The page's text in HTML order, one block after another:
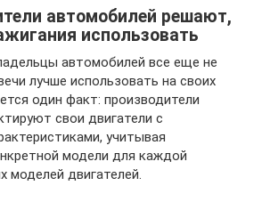
автомобилей решают,
использовать
автомобилей все еще не
лучше использовать на своих
один факт: производители
свои двигатели с
учитывая
модели для каждой
моделей двигателей.